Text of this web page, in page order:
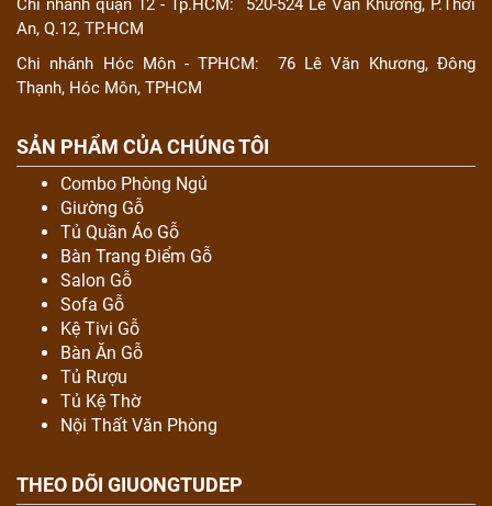
Chi nhánh quận 12 - Tp.HCM:
520-524 Lê Văn Khương, P.Thới
An, Q.12, TP.HCM
Chi nhánh Hóc Môn - TPHCM:
76 Lê Văn Khương, Đông
Thạnh, Hóc Môn, TPHCM
SẢN PHẨM CỦA CHÚNG TÔI
Combo Phòng Ngủ
Giường Gỗ
Tủ Quần Áo Gỗ
Bàn Trang Điểm Gỗ
Salon Gỗ
Sofa Gỗ
Kệ Tivi Gỗ
Bàn Ăn Gỗ
Tủ Rượu
Tủ Kệ Thờ
Nội Thất Văn Phòng
THEO DÕI GIUONGTUDEP